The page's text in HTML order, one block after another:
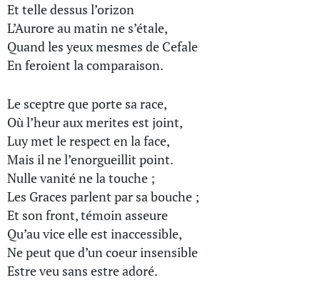
Et telle dessus l’orizon
L’Aurore au matin ne s’étale,
Quand les yeux mesmes de Cefale
En feroient la comparaison.
Le sceptre que porte sa race,
Où l’heur aux merites est joint,
Luy met le respect en la face,
Mais il ne l’enorgueillit point.
Nulle vanité ne la touche ;
Les Graces parlent par sa bouche ;
Et son front, témoin asseure
Qu’au vice elle est inaccessible,
Ne peut que d’un coeur insensible
Estre veu sans estre adoré.